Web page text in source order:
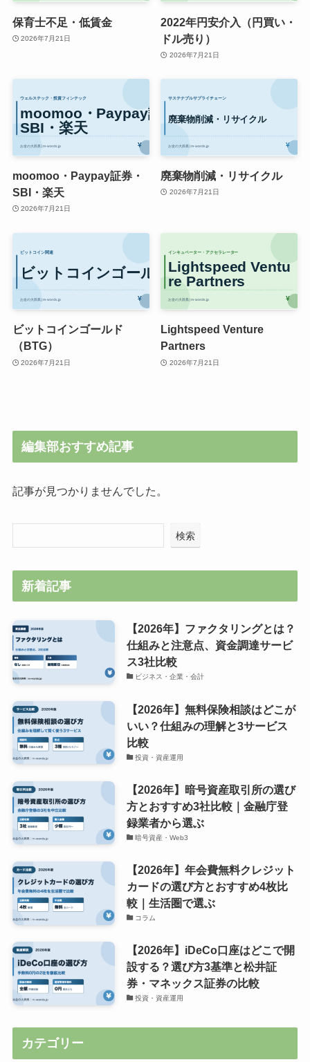
保育士不足・低賃金
2026年7月21日
2022年円安介入（円買い・
ドル売り）
2026年7月21日
moomoo・Paypay証券・
SBI・楽天
2026年7月21日
廃棄物削減・リサイクル
2026年7月21日
ビットコインゴールド
（BTG）
2026年7月21日
Lightspeed Venture
Partners
2026年7月21日
編集部おすすめ記事
記事が見つかりませんでした。
検索
新着記事
【2026年】ファクタリングとは？
仕組みと注意点、資金調達サービ
ス3社比較
ビジネス・企業・会計
【2026年】無料保険相談はどこが
いい？仕組みの理解と3サービス
比較
投資・資産運用
【2026年】暗号資産取引所の選び
方とおすすめ3社比較｜金融庁登
録業者から選ぶ
暗号資産・Web3
【2026年】年会費無料クレジット
カードの選び方とおすすめ4枚比
較｜生活圏で選ぶ
コラム
【2026年】iDeCo口座はどこで開
設する？選び方3基準と松井証
券・マネックス証券の比較
投資・資産運用
カテゴリー